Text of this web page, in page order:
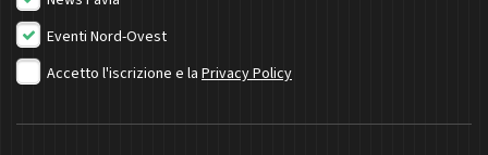
Eventi Nord-Ovest
Accetto l'iscrizione e la Privacy Policy